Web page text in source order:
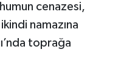
cenazesi,
namazına
toprağa